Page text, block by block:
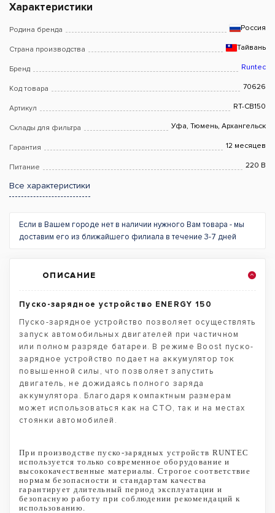
Характеристики
Родина бренда Россия
Страна производства Тайвань
Бренд Runtec
Код товара 70626
Артикул RT-CB150
Склады для фильтра Уфа, Тюмень, Архангельск
Гарантия 12 месяцев
Питание 220 В
Все характеристики
Если в Вашем городе нет в наличии нужного Вам товара - мы
доставим его из ближайшего филиала в течение 3-7 дней
ОПИСАНИЕ
Пуско-зарядное устройство ENERGY 150
Пуско-зарядное устройство позволяет осуществлять
запуск автомобильных двигателей при частичном
или полном разряде батареи. В режиме Boost пуско-
зарядное устройство подает на аккумулятор ток
повышенной силы, что позволяет запустить
двигатель, не дожидаясь полного заряда
аккумулятора. Благодаря компактным размерам
может использоваться как на СТО, так и на местах
стоянки автомобилей.
При производстве пуско-зарядных устройств RUNTEC
используется только современное оборудование и
высококачественные материалы. Строгое соответствие
нормам безопасности и стандартам качества
гарантирует длительный период эксплуатации и
безопасную работу при соблюдении рекомендаций к
использованию.